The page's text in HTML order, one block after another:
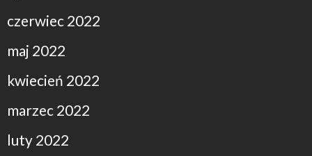
czerwiec 2022
maj 2022
kwiecień 2022
marzec 2022
luty 2022